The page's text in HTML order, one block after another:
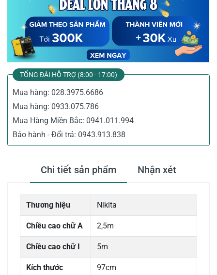
TỔNG ĐÀI HỖ TRỢ (8:00 - 17:00)
Mua hàng: 028.3975.6686
Mua hàng: 0933.075.786
Mua Hàng Miền Bắc: 0941.011.994
Bảo hành - Đổi trả: 0943.913.838
Chi tiết sản phẩm Nhận xét
Thương hiệu Nikita
Chiều cao chữ A 2,5m
Chiều cao chữ I 5m
Kích thước 97cm